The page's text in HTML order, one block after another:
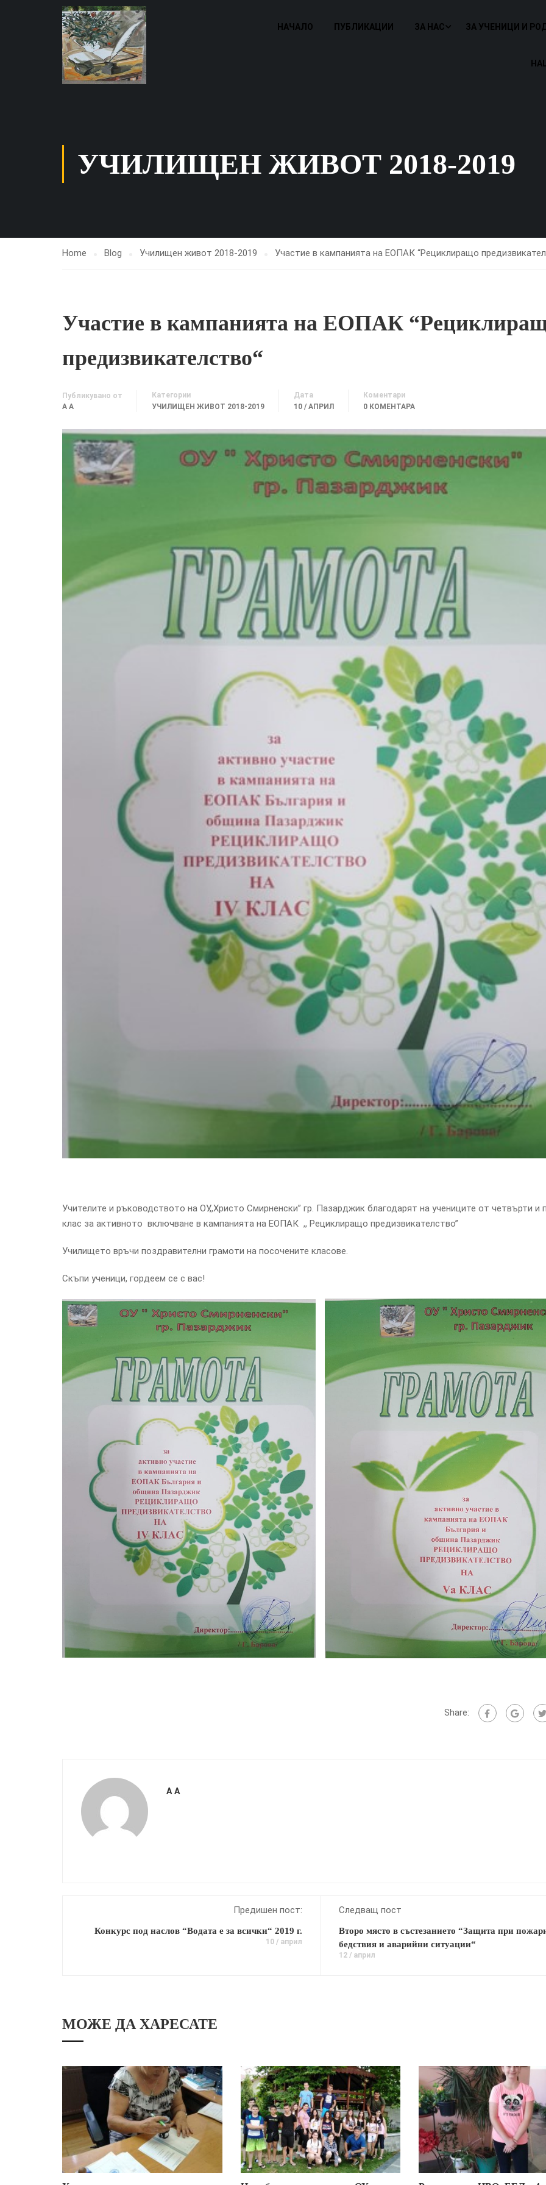
НАЧАЛО ПУБЛИКАЦИИ ЗА НАС ЗА УЧЕНИЦИ И
УЧИЛИЩЕН ЖИВОТ 2018-2019
Home Blog Училищен живот 2018-2019 Участие в кампанията на ЕОПАК “Рециклиращо
Участие в кампанията на ЕОПАК
предизвикателство“
Публикувано от
A A
Категории
УЧИЛИЩЕН ЖИВОТ 2018-2019
Дата
10 / АПРИЛ
Коментари
0 КОМЕНТАРА
Учителите и ръководството на ОУ,,Христо Смирненски” гр. Пазарджик благодарят на учениците от четвърти и
клас за активното включване в кампанията на ЕОПАК ,, Рециклиращо предизвикателство”
Училището връчи поздравителни грамоти на посочените класове.
Скъпи ученици, гордеем се с вас!
Share:
A A
Предишен пост:
Конкурс под наслов “Водата е за всички“ 2019 г.
10 / април
Следващ пост
Второ място в състезанието “Защита при
бедствия и аварийни ситуации“
12 / април
МОЖЕ ДА ХАРЕСАТЕ